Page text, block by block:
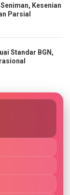
Kesenian
Parsial
Standar BGN,